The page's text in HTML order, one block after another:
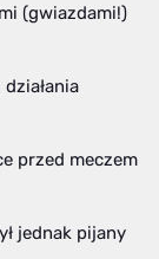
(gwiazdami!)
przed meczem
jednak pijany